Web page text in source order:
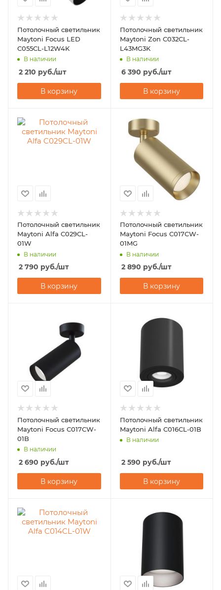
Потолочный светильник
Maytoni Focus LED
C055CL-L12W4K
В наличии
2 210 руб./шт
В корзину
Потолочный светильник
Maytoni Zon C032CL-
L43MG3K
В наличии
6 390 руб./шт
В корзину
Потолочный светильник
Maytoni Alfa C029CL-
01W
В наличии
2 790 руб./шт
В корзину
Потолочный светильник
Maytoni Focus C017CW-
01MG
В наличии
2 890 руб./шт
В корзину
Потолочный светильник
Maytoni Focus C017CW-
01B
В наличии
2 690 руб./шт
В корзину
Потолочный светильник
Maytoni Alfa C016CL-01B
В наличии
2 590 руб./шт
В корзину